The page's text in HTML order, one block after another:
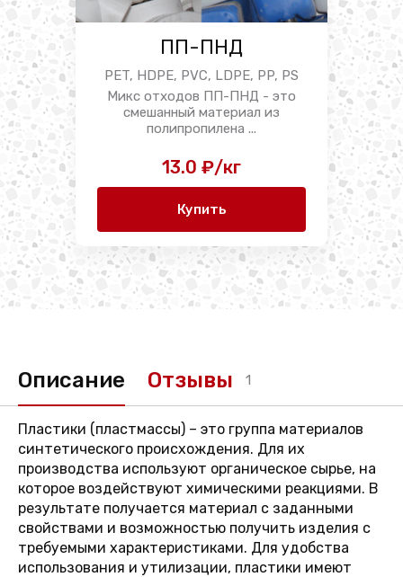
ПП-ПНД
PET, HDPE, PVC, LDPE, PP, PS
Микс отходов ПП-ПНД - это
смешанный материал из
полипропилена ...
13.0 ₽/кг
Купить
Описание Отзывы 1
Пластики (пластмассы) – это группа материалов
синтетического происхождения. Для их
производства используют органическое сырье, на
которое воздействуют химическими реакциями. В
результате получается материал с заданными
свойствами и возможностью получить изделия с
требуемыми характеристиками. Для удобства
использования и утилизации, пластики имеют